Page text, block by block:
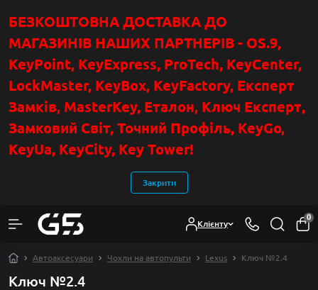
БЕЗКОШТОВНА ДОСТАВКА ДО
МАГАЗИНІВ НАШИХ ПАРТНЕРІВ - OS.9,
KeyPoint, KeyExpress, ProTech, KeyCenter,
LockMaster, KeyBox, KeyFactory, Експерт
Замків, MasterKey, Еталон, Ключ Експерт,
Замковий Світ, Точний Профіль, KeyGo,
KeyUa, KeyCity, Key Tower!
Закрити
Клієнту
0
Автоаксесуари Чохли на автопульти Lexus Ключ №2.4
Ключ №2.4